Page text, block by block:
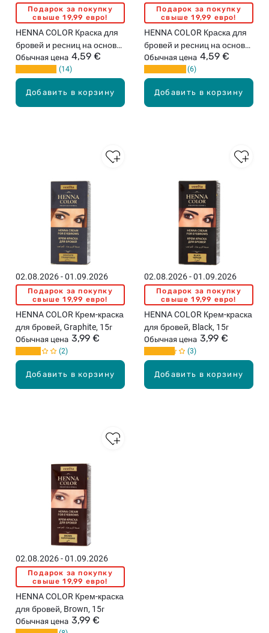
Добавить в корзину
Подарок за покупку
свыше 19,99 евро!
HENNA COLOR Краска для
бровей и ресниц на основе
хны, 3.0 Коричневая
Обычная цена 4,59 €
14
Добавить в корзину
Подарок за покупку
свыше 19,99 евро!
HENNA COLOR Краска для
бровей и ресниц на основе
хны, 1.0 Чёрная
Обычная цена 4,59 €
6
Добавить в корзину
02.08.2026 - 01.09.2026
Подарок за покупку
свыше 19,99 евро!
HENNA COLOR Крем-краска
для бровей, Graphite, 15г
Обычная цена 3,99 €
2
Добавить в корзину
02.08.2026 - 01.09.2026
Подарок за покупку
свыше 19,99 евро!
HENNA COLOR Крем-краска
для бровей, Black, 15г
Обычная цена 3,99 €
3
02.08.2026 - 01.09.2026
Подарок за покупку
свыше 19,99 евро!
HENNA COLOR Крем-краска
для бровей, Brown, 15г
Обычная цена 3,99 €